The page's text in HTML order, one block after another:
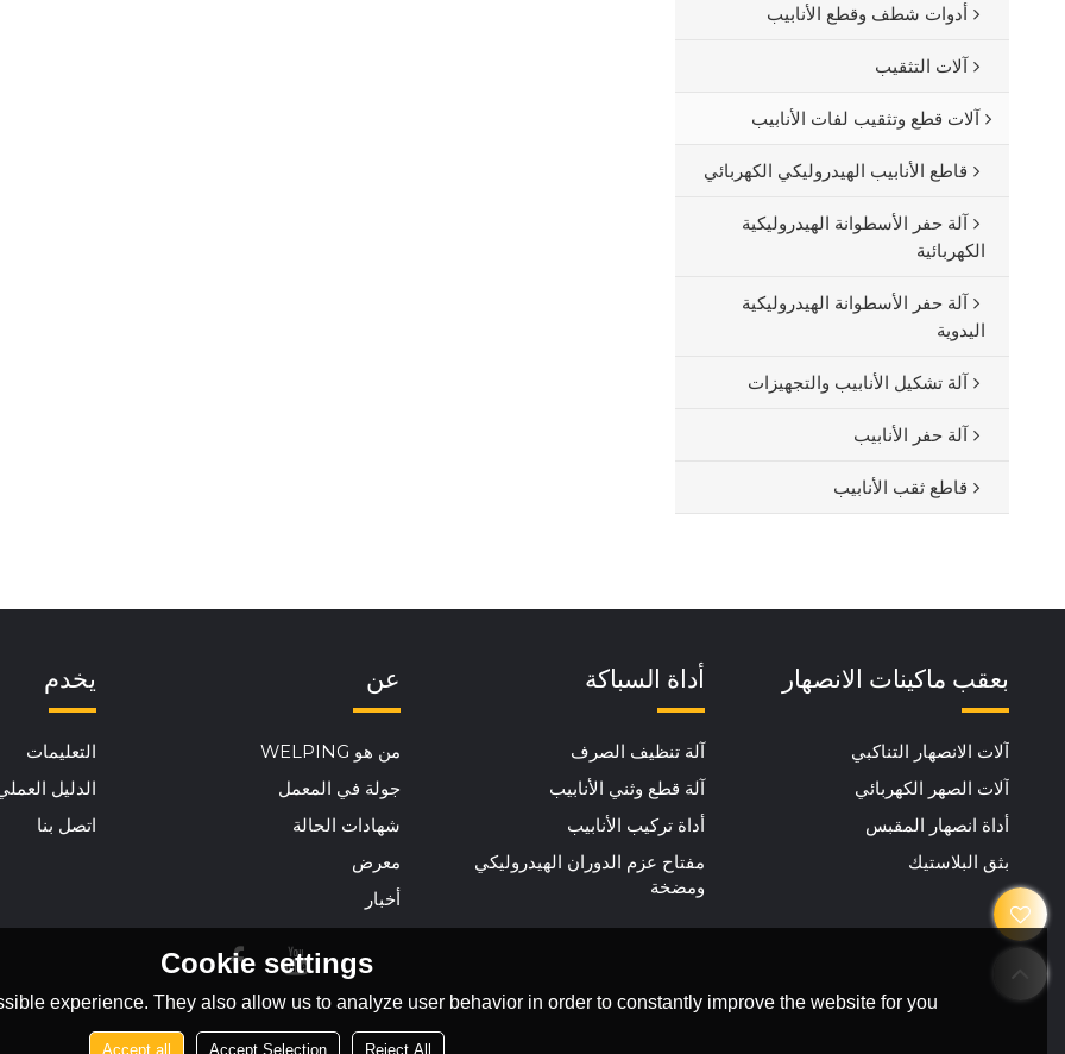
أدوات شطف وقطع الأنابيب
آلات التثقيب
آلات قطع وتثقيب لفات الأنابيب
قاطع الأنابيب الهيدروليكي الكهربائي
آلة حفر الأسطوانة الهيدروليكية
الكهربائية
آلة حفر الأسطوانة الهيدروليكية
اليدوية
آلة تشكيل الأنابيب والتجهيزات
آلة حفر الأنابيب
قاطع ثقب الأنابيب
بعقب ماكينات الانصهار
آلات الانصهار التناكبي
آلات الصهر الكهربائي
أداة انصهار المقبس
بثق البلاستيك
أداة السباكة
آلة تنظيف الصرف
آلة قطع وثني الأنابيب
أداة تركيب الأنابيب
مفتاح عزم الدوران الهيدروليكي
ومضخة
عن
من هو WELPING
جولة في المعمل
شهادات الحالة
معرض
أخبار
يخدم
التعليمات
الدليل
اتصل بنا
Cookie settings
experience. They also allow us to analyze user behavior in order to constantly improve the website for you.
Reject All
Accept Selection
Accept all